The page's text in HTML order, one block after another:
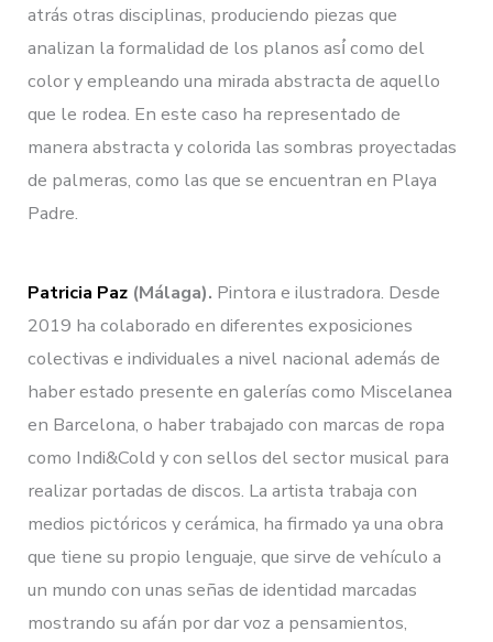
atrás otras disciplinas, produciendo piezas que
analizan la formalidad de los planos así́ como del
color y empleando una mirada abstracta de aquello
que le rodea. En este caso ha representado de
manera abstracta y colorida las sombras proyectadas
de palmeras, como las que se encuentran en Playa
Padre.
Patricia Paz (Málaga). Pintora e ilustradora. Desde
2019 ha colaborado en diferentes exposiciones
colectivas e individuales a nivel nacional además de
haber estado presente en galerías como Miscelanea
en Barcelona, o haber trabajado con marcas de ropa
como Indi&Cold y con sellos del sector musical para
realizar portadas de discos. La artista trabaja con
medios pictóricos y cerámica, ha firmado ya una obra
que tiene su propio lenguaje, que sirve de vehículo a
un mundo con unas señas de identidad marcadas
mostrando su afán por dar voz a pensamientos,